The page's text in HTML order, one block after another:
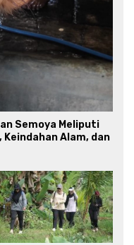
Semoya Meliputi
Alam, dan